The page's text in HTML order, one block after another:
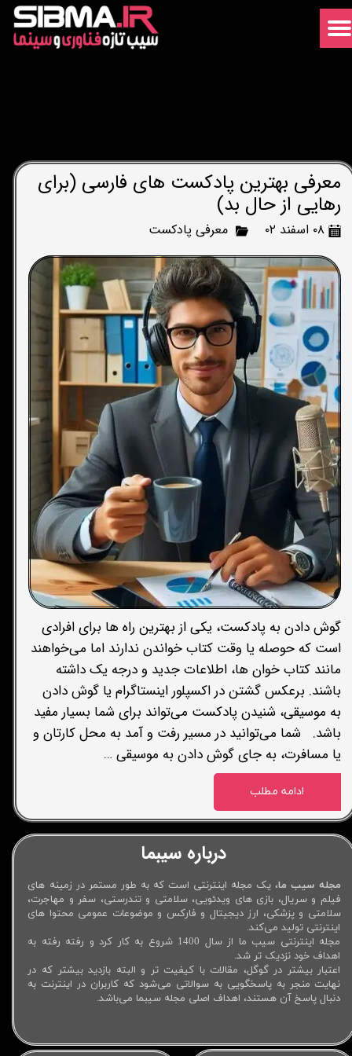
معرفی بهترین پادکست های فارسی (برای
رهایی از حال بد)
۰۸ اسفند ۰۲ معرفی پادکست
گوش دادن به پادکست، یکی از بهترین راه ها برای افرادی
است که حوصله یا وقت کتاب خواندن ندارند اما می‌خواهند
مانند کتاب خوان ها، اطلاعات جدید و درجه یک داشته
باشند. برعکس گشتن در اکسپلور اینستاگرام یا گوش دادن
به موسیقی، شنیدن پادکست می‌تواند برای شما بسیار مفید
باشد. شما می‌توانید در مسیر رفت و آمد به محل کارتان و
یا مسافرت، به جای گوش دادن به موسیقی …
ادامه مطلب
درباره سیبما
مجله سیب ما، یک مجله اینترنتی است که به طور مستمر در زمینه های
فیلم و سریال، بازی های ویدئویی، سلامتی و تندرستی، سفر و مهاجرت،
سلامتی و پزشکی، ارز دیجیتال و فارکس و موضوعات عمومی محتوا های
اینترنتی تولید می‌کند.
مجله اینترنتی سیب ما از سال 1400 شروع به کار کرد و رفته رفته به
اهداف خود نزدیک تر شد.
اعتبار بیشتر در گوگل، مقالات با کیفیت تر و البته بازدید بیشتر که در
نهایت منجر به پاسخگویی به سوالاتی می‌شود که کاربران در اینترنت به
دنبال پاسخ آن هستند، اهداف اصلی مجله سیبما می‌باشد.